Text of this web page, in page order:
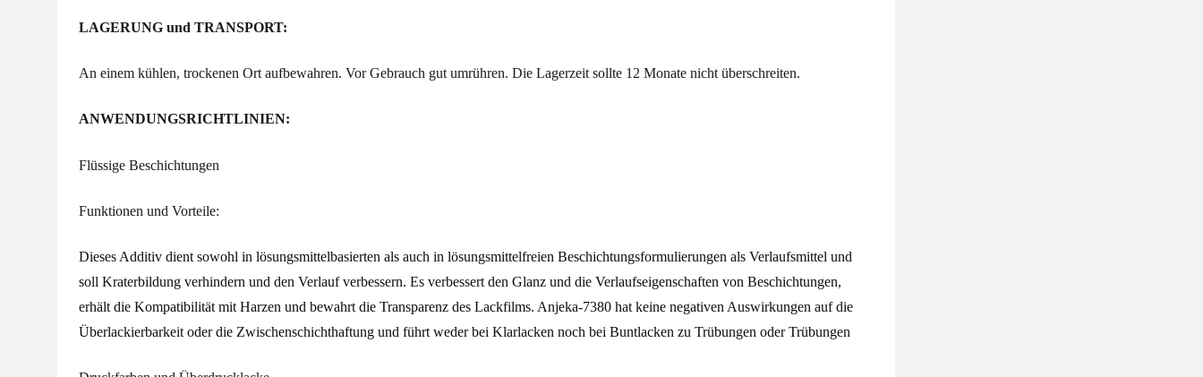
LAGERUNG und TRANSPORT:
An einem kühlen, trockenen Ort aufbewahren. Vor Gebrauch gut umrühren. Die Lagerzeit sollte 12 Monate nicht überschreiten.
ANWENDUNGSRICHTLINIEN:
Flüssige Beschichtungen
Funktionen und Vorteile:
Dieses Additiv dient sowohl in lösungsmittelbasierten als auch in lösungsmittelfreien Beschichtungsformulierungen als Verlaufsmittel und
soll Kraterbildung verhindern und den Verlauf verbessern. Es verbessert den Glanz und die Verlaufseigenschaften von Beschichtungen,
erhält die Kompatibilität mit Harzen und bewahrt die Transparenz des Lackfilms. Anjeka-7380 hat keine negativen Auswirkungen auf die
Überlackierbarkeit oder die Zwischenschichthaftung und führt weder bei Klarlacken noch bei Buntlacken zu Trübungen oder Trübungen